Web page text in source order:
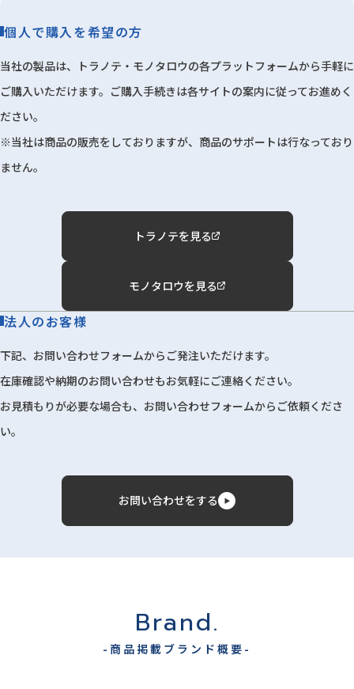
個人で購入を希望の方
当社の製品は、トラノテ・モノタロウの各プラットフォームから手軽に
ご購入いただけます。ご購入手続きは各サイトの案内に従ってお進めく
ださい。
※当社は商品の販売をしておりますが、商品のサポートは行なっており
ません。
トラノテを見る
モノタロウを見る
法人のお客様
下記、お問い合わせフォームからご発注いただけます。
在庫確認や納期のお問い合わせもお気軽にご連絡ください。
お見積もりが必要な場合も、お問い合わせフォームからご依頼くださ
い。
お問い合わせをする
Brand.
-商品掲載ブランド概要-